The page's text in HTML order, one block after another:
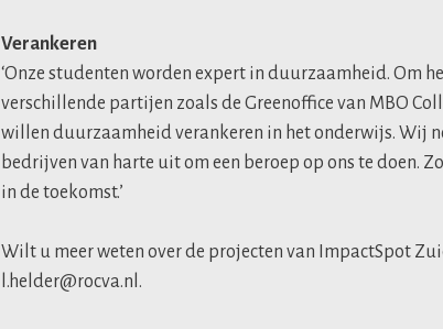
Verankeren
‘Onze studenten worden expert in duurzaamheid. Om
verschillende partijen zoals de Greenoffice van MBO
willen duurzaamheid verankeren in het onderwijs. Wij
bedrijven van harte uit om een beroep op ons te doen.
in de toekomst.’
Wilt u meer weten over de projecten van ImpactSpot
l.helder@rocva.nl.